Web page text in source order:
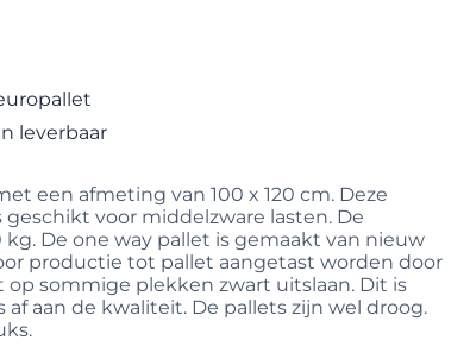
leverbaar
een afmeting van 100 x 120 cm. Deze
voor middelzware lasten. De
De one way pallet is gemaakt van nieuw
productie tot pallet aangetast worden door
sommige plekken zwart uitslaan. Dit is
aan de kwaliteit. De pallets zijn wel droog.